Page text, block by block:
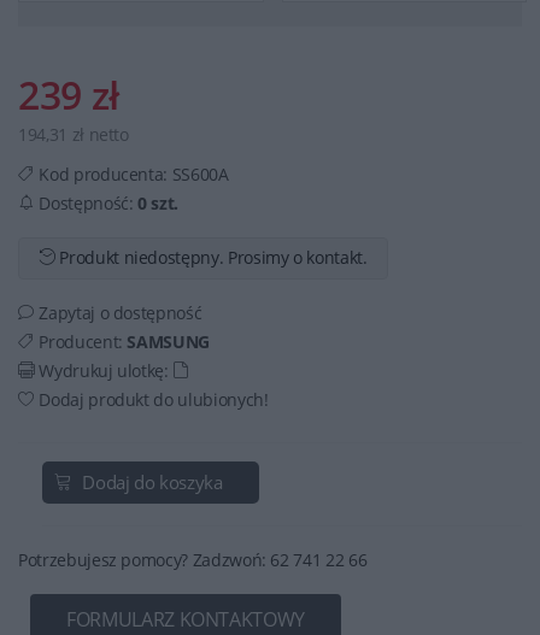
239 zł
194,31 zł netto
Kod producenta: SS600A
Dostępność:0 szt.
Produkt niedostępny. Prosimy o kontakt.
Zapytaj o dostępność
Producent: SAMSUNG
Wydrukuj ulotkę:
Dodaj produkt do ulubionych!
Dodaj do koszyka
Potrzebujesz pomocy? Zadzwoń: 62 741 22 66
FORMULARZ KONTAKTOWY